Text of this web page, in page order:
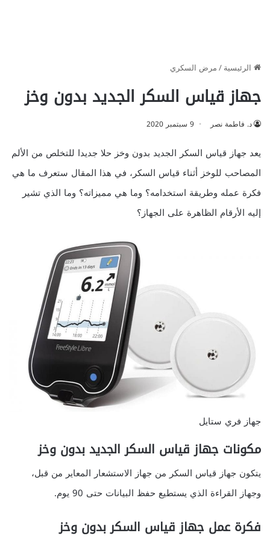
الرئيسية/مرض السكري
جهاز قياس السكر الجديد بدون وخز
د. فاطمة نصر 9 سبتمبر 2020
يعد جهاز قياس السكر الجديد بدون وخز حلا جديدا للتخلص من الألم
المصاحب للوخز أثناء قياس السكر، في هذا المقال ستعرف ما هي
فكرة عمله وطريقة استخدامه؟ وما هي مميزاته؟ وما الذي تشير
إليه الأرقام الظاهرة على الجهاز؟
جهاز فري ستايل
مكونات جهاز قياس السكر الجديد بدون وخز
يتكون جهاز قياس السكر من جهاز الاستشعار المعاير من قبل،
وجهاز القراءة الذي يستطيع حفظ البيانات حتى 90 يوم.
فكرة عمل جهاز قياس السكر بدون وخز